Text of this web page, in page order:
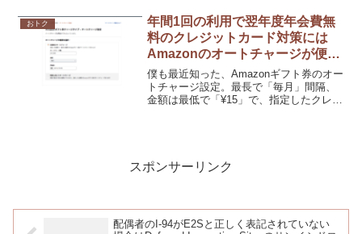
い。アメリカの現地番号も、できれば使
いたい。データ通信は、...
おトク
年間1回の利用で翌年度年会費無
料のクレジットカード対策には
Amazonのオートチャージが便利
では？
僕も最近知った、Amazonギフト券のオー
トチャージ設定。最長で「毎月」間隔、
金額は最低で「¥15」で、指定したクレジ
スポンサーリンク
配偶者のI-94がE2Sと正しく表記されていない